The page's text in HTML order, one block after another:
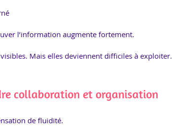
l’information augmente fortement.
Mais elles deviennent difficiles à exploiter.
collaboration et organisation
de fluidité.